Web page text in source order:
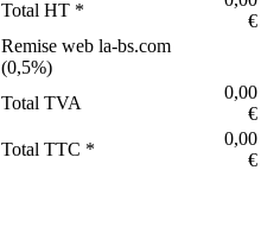
Total HT *
€
Remise web la-bs.com
(0,5%)
Total TVA
0,00
€
Total TTC *
0,00
€